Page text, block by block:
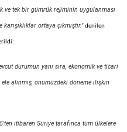
ve tek bir gümrük rejiminin uygulanması
ortaya çıkmıştır."denilen
durumun yanı sıra, ekonomik ve ticari
alınmış, önümüzdeki döneme ilişkin
itibaren Suriye tarafınca tüm ülkelere